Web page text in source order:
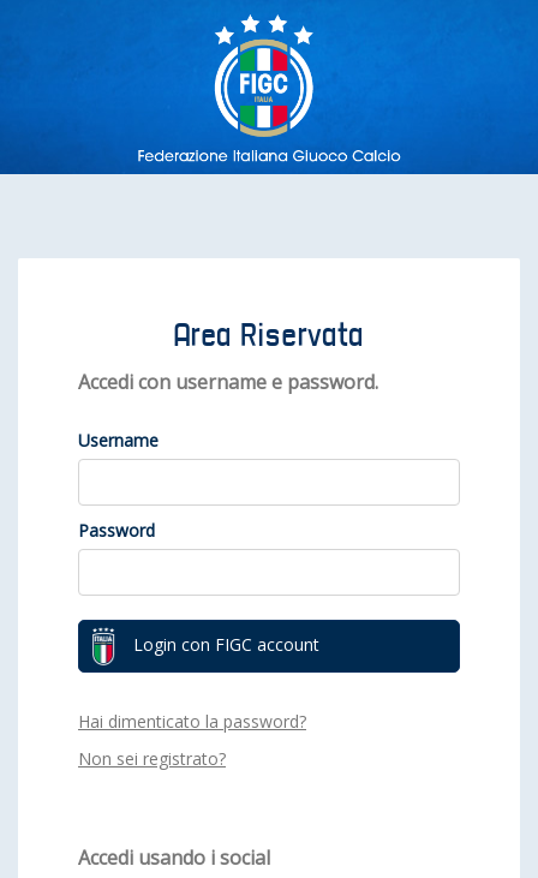
Area Riservata
Accedi con username e password.
Username
Password
Login con FIGC account
Hai dimenticato la password?
Non sei registrato?
Accedi usando i social